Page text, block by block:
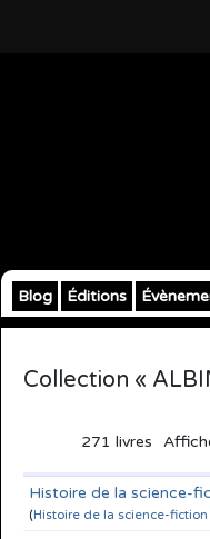
Blog Éditions
Collection «
271 livres
Histoire de la science-
(Histoire de la science-